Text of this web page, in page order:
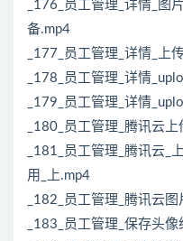
_176_员工管理_详情_图
备.mp4
_177_员工管理_详情_上
_178_员工管理_详情
_179_员工管理_详情
_180_员工管理_腾讯云
_181_员工管理_腾讯云_
用_上.mp4
_182_员工管理_腾讯云
_183_员工管理_保存头